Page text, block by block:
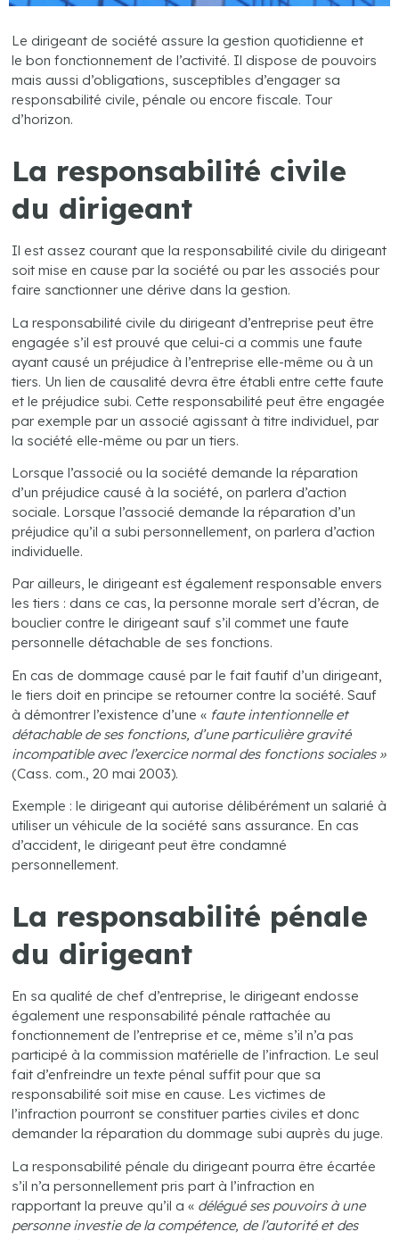
Le dirigeant de société assure la gestion quotidienne et
le bon fonctionnement de l’activité. Il dispose de pouvoirs
mais aussi d’obligations, susceptibles d’engager sa
responsabilité civile, pénale ou encore fiscale. Tour
d’horizon.
La responsabilité civile
du dirigeant
Il est assez courant que la responsabilité civile du dirigeant
soit mise en cause par la société ou par les associés pour
faire sanctionner une dérive dans la gestion.
La responsabilité civile du dirigeant d’entreprise peut être
engagée s’il est prouvé que celui-ci a commis une faute
ayant causé un préjudice à l’entreprise elle-même ou à un
tiers. Un lien de causalité devra être établi entre cette faute
et le préjudice subi. Cette responsabilité peut être engagée
par exemple par un associé agissant à titre individuel, par
la société elle-même ou par un tiers.
Lorsque l’associé ou la société demande la réparation
d’un préjudice causé à la société, on parlera d’action
sociale. Lorsque l’associé demande la réparation d’un
préjudice qu’il a subi personnellement, on parlera d’action
individuelle.
Par ailleurs, le dirigeant est également responsable envers
les tiers : dans ce cas, la personne morale sert d’écran, de
bouclier contre le dirigeant sauf s’il commet une faute
personnelle détachable de ses fonctions.
En cas de dommage causé par le fait fautif d’un dirigeant,
le tiers doit en principe se retourner contre la société. Sauf
à démontrer l’existence d’une « faute intentionnelle et
détachable de ses fonctions, d’une particulière gravité
incompatible avec l’exercice normal des fonctions sociales »
(Cass. com., 20 mai 2003).
Exemple : le dirigeant qui autorise délibérément un salarié à
utiliser un véhicule de la société sans assurance. En cas
d’accident, le dirigeant peut être condamné
personnellement.
La responsabilité pénale
du dirigeant
En sa qualité de chef d’entreprise, le dirigeant endosse
également une responsabilité pénale rattachée au
fonctionnement de l’entreprise et ce, même s’il n’a pas
participé à la commission matérielle de l’infraction. Le seul
fait d’enfreindre un texte pénal suffit pour que sa
responsabilité soit mise en cause. Les victimes de
l’infraction pourront se constituer parties civiles et donc
demander la réparation du dommage subi auprès du juge.
La responsabilité pénale du dirigeant pourra être écartée
s’il n’a personnellement pris part à l’infraction en
rapportant la preuve qu’il a « délégué ses pouvoirs à une
personne investie de la compétence, de l’autorité et des